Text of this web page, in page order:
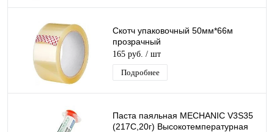
Скотч упаковочный 50мм*66м
прозрачный
165 руб. / шт
Подробнее
Паста паяльная MECHANIC V3S35
(217С,20г) Высокотемпературная